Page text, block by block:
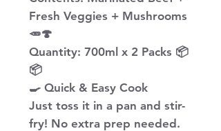
Fresh Veggies + Mushrooms
🥕🍄
​Quantity: 700ml x 2 Packs 📦
📦
​🍳 Quick & Easy Cook
​Just toss it in a pan and stir-
fry! No extra prep needed.